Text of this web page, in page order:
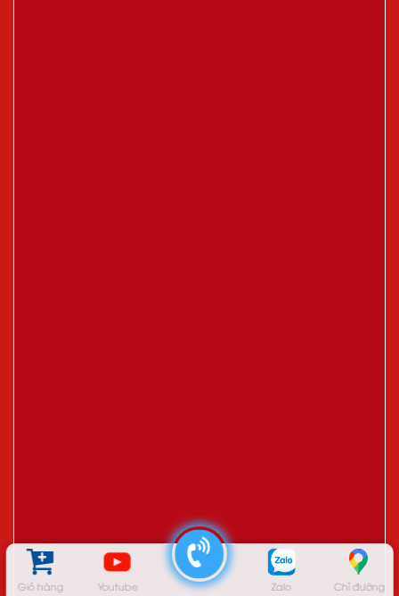
Giỏ hàng Youtube Zalo Chỉ đường